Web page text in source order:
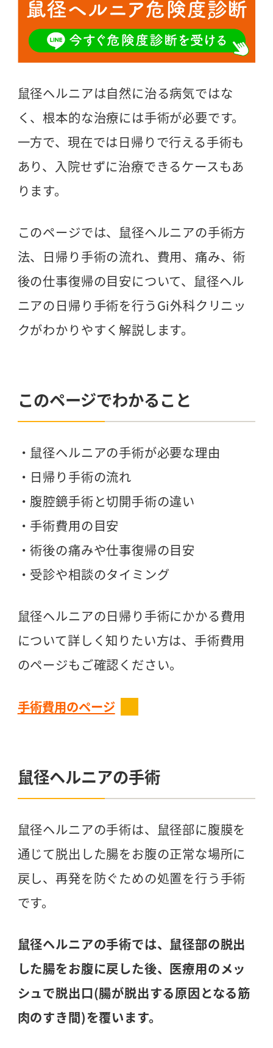
鼠径ヘルニアは自然に治る病気ではな
く、根本的な治療には手術が必要です。
一方で、現在では日帰りで行える手術も
あり、入院せずに治療できるケースもあ
ります。
このページでは、鼠径ヘルニアの手術方
法、日帰り手術の流れ、費用、痛み、術
後の仕事復帰の目安について、鼠径ヘル
ニアの日帰り手術を行うGi外科クリニッ
クがわかりやすく解説します。
このページでわかること
・鼠径ヘルニアの手術が必要な理由
・日帰り手術の流れ
・腹腔鏡手術と切開手術の違い
・手術費用の目安
・術後の痛みや仕事復帰の目安
・受診や相談のタイミング
鼠径ヘルニアの日帰り手術にかかる費用
について詳しく知りたい方は、手術費用
のページもご確認ください。
手術費用のページ
鼠径ヘルニアの手術
鼠径ヘルニアの手術は、鼠径部に腹膜を
通じて脱出した腸をお腹の正常な場所に
戻し、再発を防ぐための処置を行う手術
です。
鼠径ヘルニアの手術では、鼠径部の脱出
した腸をお腹に戻した後、医療用のメッ
シュで脱出口(腸が脱出する原因となる筋
肉のすき間)を覆います。